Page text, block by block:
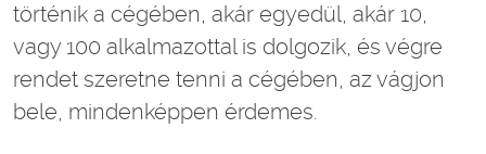
történik a cégében, akár egyedül, akár 10,
vagy 100 alkalmazottal is dolgozik, és végre
rendet szeretne tenni a cégében, az vágjon
bele, mindenképpen érdemes.